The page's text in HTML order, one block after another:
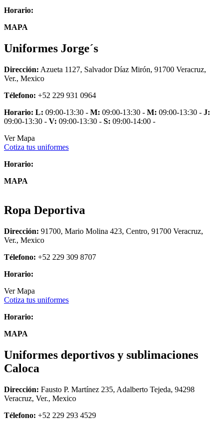
Horario:
MAPA
Uniformes Jorge´s
Dirección: Azueta 1127, Salvador Díaz Mirón, 91700 Veracruz,
Ver., Mexico
Télefono: +52 229 931 0964
Horario: L: 09:00-13:30 - M: 09:00-13:30 - M: 09:00-13:30 - J:
09:00-13:30 - V: 09:00-13:30 - S: 09:00-14:00 -
Ver Mapa
Cotiza tus uniformes
Horario:
MAPA
Ropa Deportiva
Dirección: 91700, Mario Molina 423, Centro, 91700 Veracruz,
Ver., Mexico
Télefono: +52 229 309 8707
Horario:
Ver Mapa
Cotiza tus uniformes
Horario:
MAPA
Uniformes deportivos y sublimaciones
Caloca
Dirección: Fausto P. Martínez 235, Adalberto Tejeda, 94298
Veracruz, Ver., Mexico
Télefono: +52 229 293 4529